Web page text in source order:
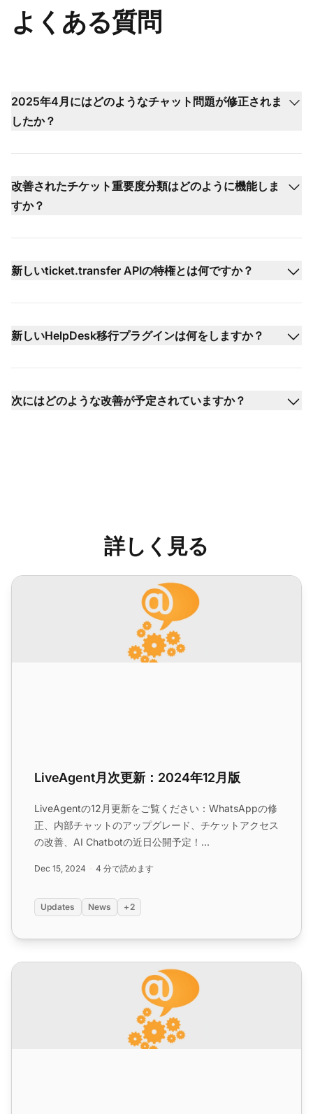
よくある質問
2025年4月にはどのようなチャット問題が修正されま
したか？
改善されたチケット重要度分類はどのように機能しま
すか？
新しいticket.transfer APIの特権とは何ですか？
新しいHelpDesk移行プラグインは何をしますか？
次にはどのような改善が予定されていますか？
詳しく見る
LiveAgent月次更新：2024年12月版
LiveAgent月次更新：2024年12月版
LiveAgentの12月更新をご覧ください：WhatsAppの修
正、内部チャットのアップグレード、チケットアクセス
の改善、AI Chatbotの近日公開予定！...
Dec 15, 2024 4 分で読めます
Updates News +2
LiveAgent月次更新：2024年11月版